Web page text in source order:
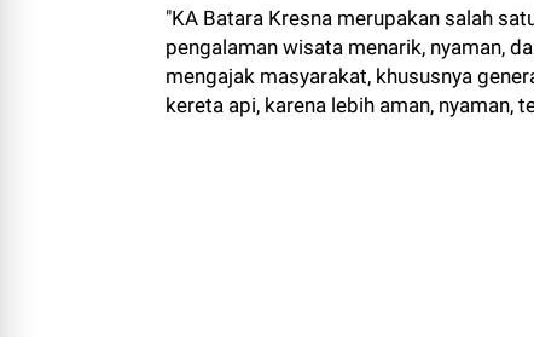
"KA Batara Kresna merupakan salah
pengalaman wisata menarik, nyaman,
mengajak masyarakat, khususnya
kereta api, karena lebih aman, nyaman,